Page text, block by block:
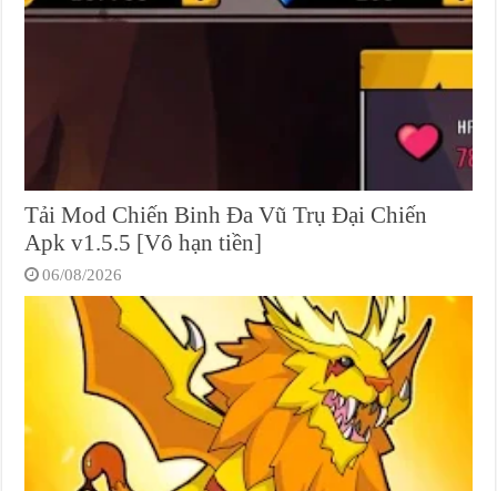
Tải Mod Chiến Binh Đa Vũ Trụ Đại Chiến
Apk v1.5.5 [Vô hạn tiền]
06/08/2026